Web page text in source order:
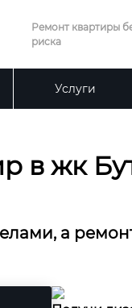
Ремонт квартиры
риска
Услуги
в жк
а